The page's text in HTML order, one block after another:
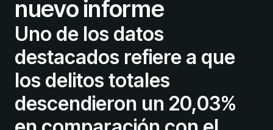
nuevo informe
Uno de los datos
destacados refiere a que
los delitos totales
descendieron un 20,03%